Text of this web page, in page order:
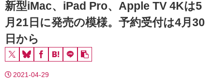
新型iMac、iPad Pro、Apple TV 4Kは5
月21日に発売の模様。予約受付は4月30
日から
2021-04-29